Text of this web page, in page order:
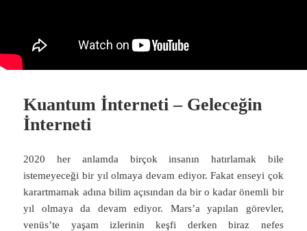
Kuantum İnterneti – Geleceğin
İnterneti
2020 her anlamda birçok insanın hatırlamak bile
istemeyeceği bir yıl olmaya devam ediyor. Fakat enseyi çok
karartmamak adına bilim açısından da bir o kadar önemli bir
yıl olmaya da devam ediyor. Mars’a yapılan görevler,
venüs’te yaşam izlerinin keşfi derken biraz nefes